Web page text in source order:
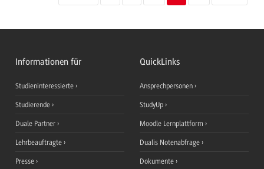
Informationen für
Studieninteressierte
Studierende
Duale Partner
Lehrbeauftragte
Presse
QuickLinks
Ansprechpersonen
StudyUp
Moodle Lernplattform
Dualis Notenabfrage
Dokumente